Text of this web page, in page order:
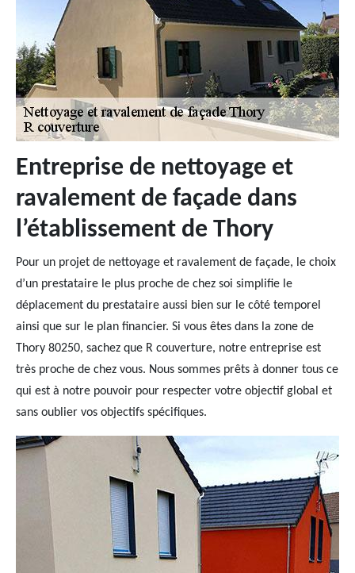
Entreprise de nettoyage et
ravalement de façade dans
l’établissement de Thory
Pour un projet de nettoyage et ravalement de façade, le choix
d’un prestataire le plus proche de chez soi simplifie le
déplacement du prestataire aussi bien sur le côté temporel
ainsi que sur le plan financier. Si vous êtes dans la zone de
Thory 80250, sachez que R couverture, notre entreprise est
très proche de chez vous. Nous sommes prêts à donner tous ce
qui est à notre pouvoir pour respecter votre objectif global et
sans oublier vos objectifs spécifiques.